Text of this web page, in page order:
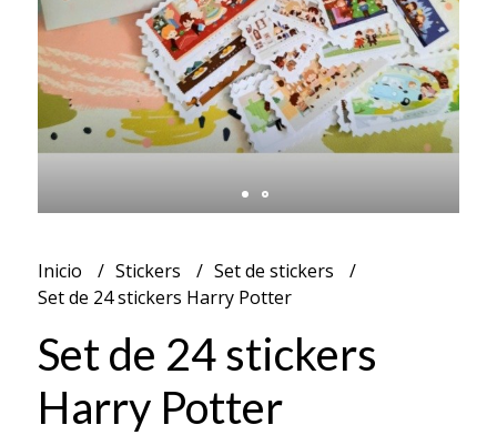
Inicio Stickers
Set de stickers
Set de 24 stickers Harry Potter
Set de 24 stickers
Harry Potter